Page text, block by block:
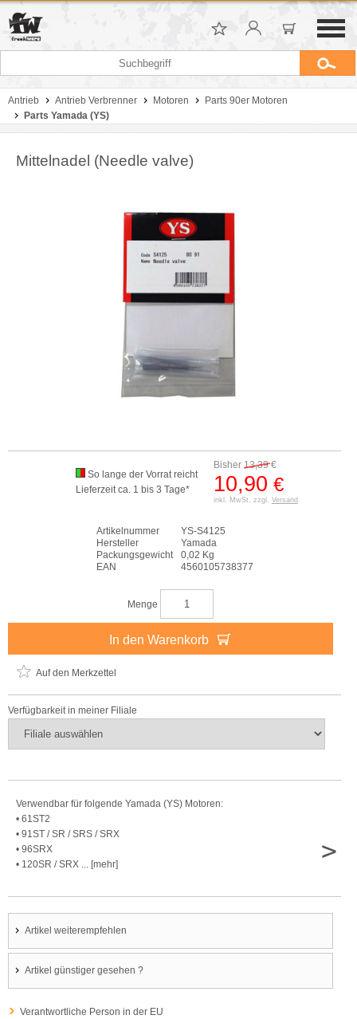
Antrieb Antrieb Verbrenner Motoren
Parts 90er Motoren
Parts Yamada (YS)
Mittelnadel (Needle valve)
Bisher 13,39€
10,90 €
inkl. MwSt. zzgl. Versand
So lange der Vorrat reicht
Lieferzeit ca. 1 bis 3 Tage*
Artikelnummer
YS-S4125
Hersteller
Yamada
Packungsgewicht
0,02 Kg
EAN
4560105738377
Menge
In den Warenkorb
Auf den Merkzettel
Verfügbarkeit in meiner Filiale
Verwendbar für folgende Yamada (YS) Motoren:
• 61ST2
• 91ST / SR / SRS / SRX
• 96SRX
• 120SR / SRX ... [mehr]
>
Artikel weiterempfehlen
Artikel günstiger gesehen ?
Verantwortliche Person in der EU